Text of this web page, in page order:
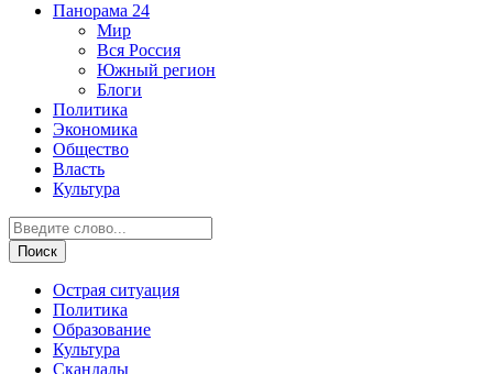
Панорама 24
Мир
Вся Россия
Южный регион
Блоги
Политика
Экономика
Общество
Власть
Культура
Острая ситуация
Политика
Образование
Культура
Скандалы